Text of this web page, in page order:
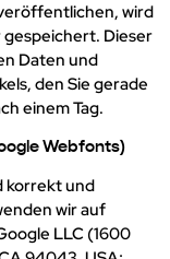
wird
gespeichert. Dieser
Daten und
den Sie gerade
einem Tag.
Webfonts)
korrekt und
wir auf
LLC (1600